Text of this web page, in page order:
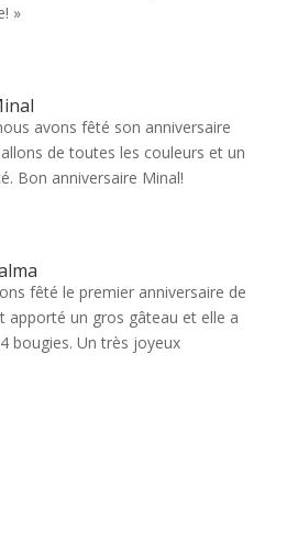
»
avons fêté son anniversaire
de toutes les couleurs et un
Bon anniversaire Minal!
fêté le premier anniversaire de
apporté un gros gâteau et elle a
bougies. Un très joyeux